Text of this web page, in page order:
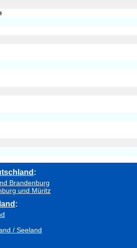
:
Brandenburg
und Müritz
:
/ Seeland